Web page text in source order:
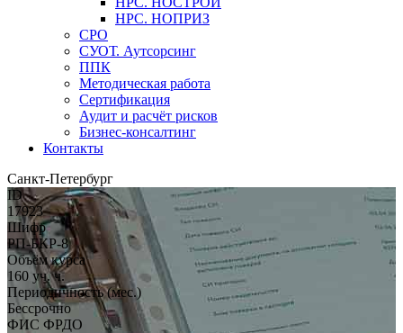
НРС. НОПРИЗ
СРО
СУОТ. Аутсорсинг
ППК
Методическая работа
Сертификация
Аудит и расчёт рисков
Бизнес-консалтинг
Контакты
Санкт-Петербург
ID
17923
Шифр
РП-БКР-8
Объём курса
160 уч. ч.
Периодичность (мес.)
Бессрочно
ФИС ФРДО